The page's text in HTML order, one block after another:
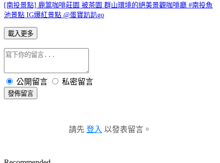
[南投景點] 鹿篙咖啡莊園 被茶園 群山環境的絕美景觀咖啡廳 #南投魚
池景點 IG爆紅景點 @蛋寶趴趴go
載入更多
公開留言 私密留言
發佈留言
請先 登入 以發表留言。